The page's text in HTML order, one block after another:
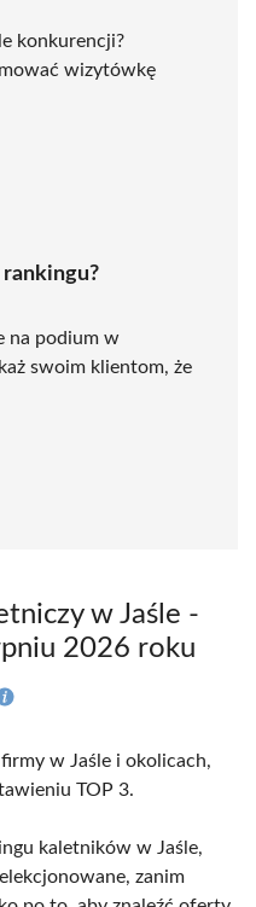
konkurencji?
wizytówkę
rankingu?
na podium w
swoim klientom, że
w Jaśle -
2026 roku
w Jaśle i okolicach,
TOP 3.
kaletników w Jaśle,
zanim